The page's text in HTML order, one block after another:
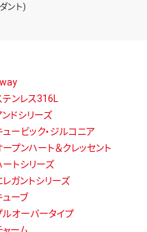
ント)
テンレス316L
ンドシリーズ
ュービック・ジルコニア
ープンハート＆クレッセント
ートシリーズ
レガントシリーズ
ューブ
ルオーバータイプ
ャーム